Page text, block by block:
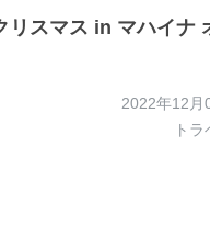
リスマス in マハイナ
2022年12月
ト